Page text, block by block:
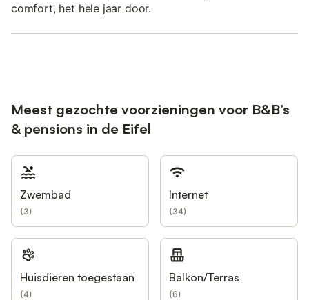
comfort, het hele jaar door.
Meest gezochte voorzieningen voor B&B’s
& pensions in de Eifel
Zwembad
(3)
Internet
(34)
Huisdieren toegestaan
(4)
Balkon/Terras
(6)